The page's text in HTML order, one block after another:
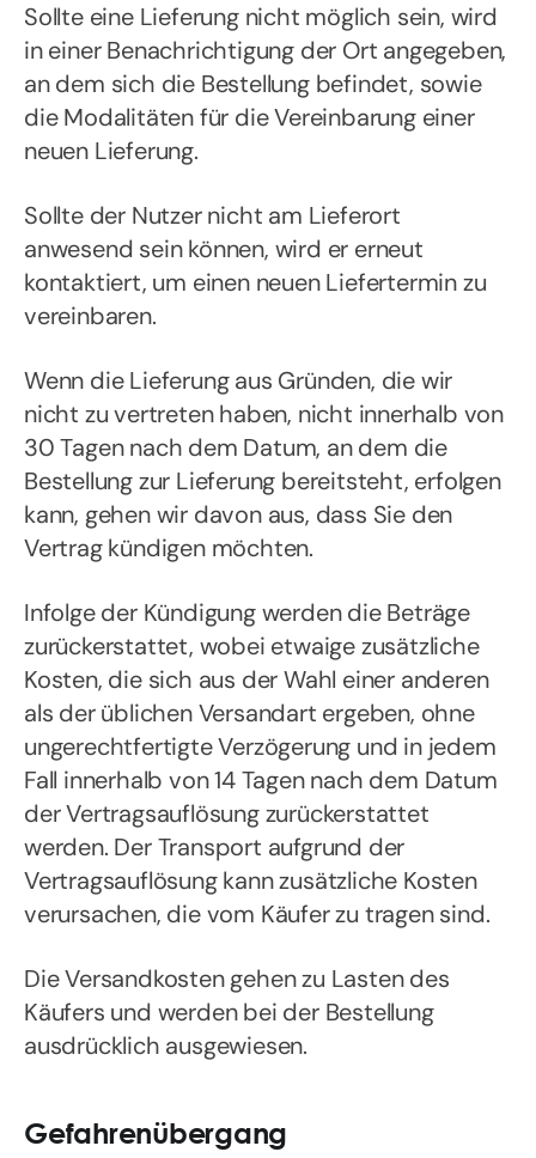
Sollte eine Lieferung nicht möglich sein, wird
in einer Benachrichtigung der Ort angegeben,
an dem sich die Bestellung befindet, sowie
die Modalitäten für die Vereinbarung einer
neuen Lieferung.
Sollte der Nutzer nicht am Lieferort
anwesend sein können, wird er erneut
kontaktiert, um einen neuen Liefertermin zu
vereinbaren.
Wenn die Lieferung aus Gründen, die wir
nicht zu vertreten haben, nicht innerhalb von
30 Tagen nach dem Datum, an dem die
Bestellung zur Lieferung bereitsteht, erfolgen
kann, gehen wir davon aus, dass Sie den
Vertrag kündigen möchten.
Infolge der Kündigung werden die Beträge
zurückerstattet, wobei etwaige zusätzliche
Kosten, die sich aus der Wahl einer anderen
als der üblichen Versandart ergeben, ohne
ungerechtfertigte Verzögerung und in jedem
Fall innerhalb von 14 Tagen nach dem Datum
der Vertragsauflösung zurückerstattet
werden. Der Transport aufgrund der
Vertragsauflösung kann zusätzliche Kosten
verursachen, die vom Käufer zu tragen sind.
Die Versandkosten gehen zu Lasten des
Käufers und werden bei der Bestellung
ausdrücklich ausgewiesen.
Gefahrenübergang